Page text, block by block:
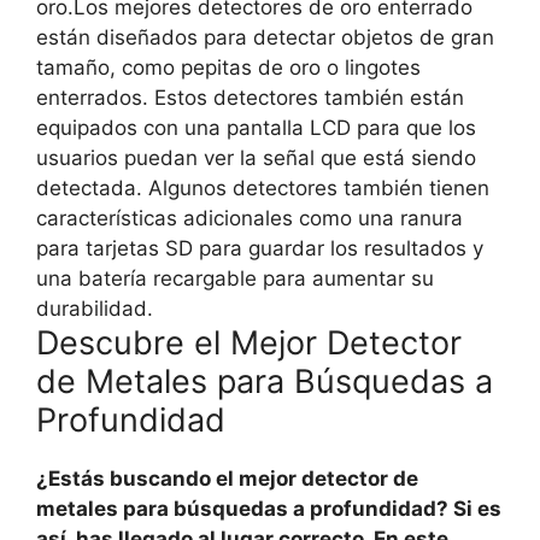
oro.Los mejores detectores de oro enterrado
están diseñados para detectar objetos de gran
tamaño, como pepitas de oro o lingotes
enterrados. Estos detectores también están
equipados con una pantalla LCD para que los
usuarios puedan ver la señal que está siendo
detectada. Algunos detectores también tienen
características adicionales como una ranura
para tarjetas SD para guardar los resultados y
una batería recargable para aumentar su
durabilidad.
Descubre el Mejor Detector
de Metales para Búsquedas a
Profundidad
¿Estás buscando el mejor detector de
metales para búsquedas a profundidad? Si es